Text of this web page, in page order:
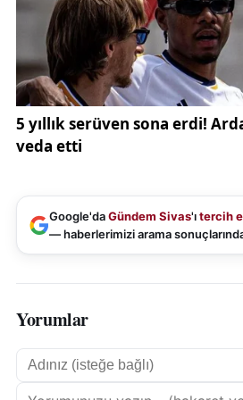
Google'daGündem Sivas'ıtercih
— haberlerimizi arama sonuçlarında
Yorumlar